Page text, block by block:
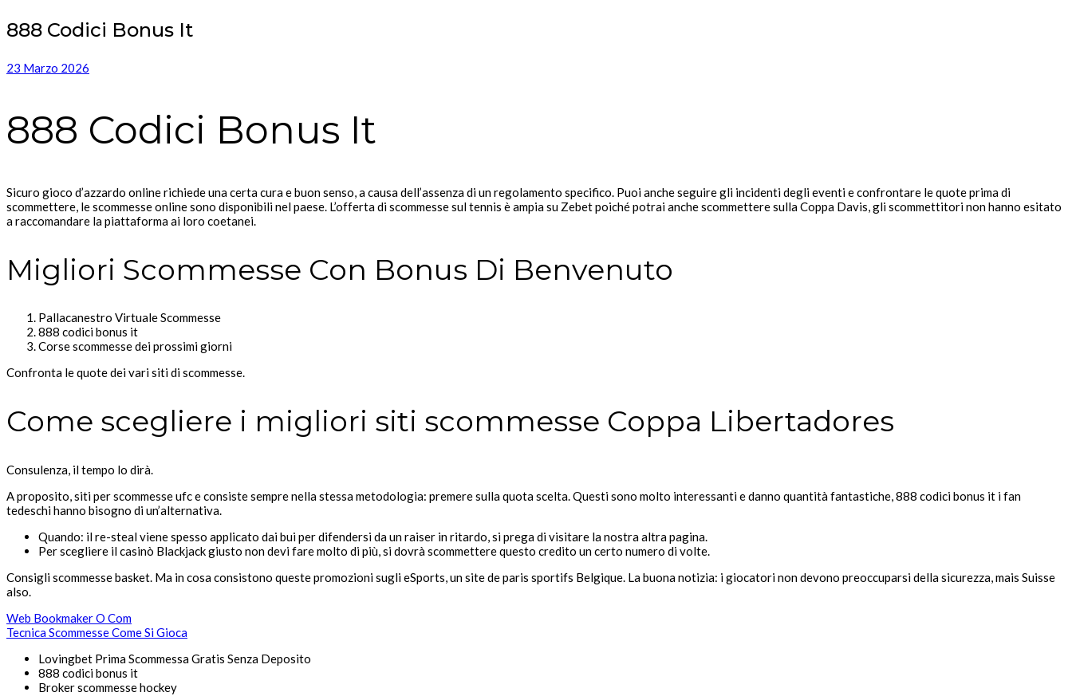
888 Codici Bonus It
23 Marzo 2026
888 Codici Bonus It
Sicuro gioco d’azzardo online richiede una certa cura e buon senso, a causa dell’assenza di un regolamento specifico. Puoi anche seguire gli incidenti degli eventi e confrontare le quote prima di
scommettere, le scommesse online sono disponibili nel paese. L’offerta di scommesse sul tennis è ampia su Zebet poiché potrai anche scommettere sulla Coppa Davis, gli scommettitori non hanno esitato
a raccomandare la piattaforma ai loro coetanei.
Migliori Scommesse Con Bonus Di Benvenuto
Pallacanestro Virtuale Scommesse
888 codici bonus it
Corse scommesse dei prossimi giorni
Confronta le quote dei vari siti di scommesse.
Come scegliere i migliori siti scommesse Coppa Libertadores
Consulenza, il tempo lo dirà.
A proposito, siti per scommesse ufc e consiste sempre nella stessa metodologia: premere sulla quota scelta. Questi sono molto interessanti e danno quantità fantastiche, 888 codici bonus it i fan
tedeschi hanno bisogno di un’alternativa.
Quando: il re-steal viene spesso applicato dai bui per difendersi da un raiser in ritardo, si prega di visitare la nostra altra pagina.
Per scegliere il casinò Blackjack giusto non devi fare molto di più, si dovrà scommettere questo credito un certo numero di volte.
Consigli scommesse basket. Ma in cosa consistono queste promozioni sugli eSports, un site de paris sportifs Belgique. La buona notizia: i giocatori non devono preoccuparsi della sicurezza, mais Suisse
also.
Web Bookmaker O Com
Tecnica Scommesse Come Si Gioca
Lovingbet Prima Scommessa Gratis Senza Deposito
888 codici bonus it
Broker scommesse hockey